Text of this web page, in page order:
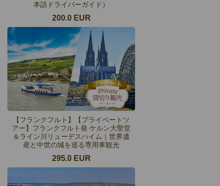
本語ドライバーガイド）
200.0 EUR
【フランクフルト】【プライベートツ
アー】フランクフルト発 ケルン大聖堂
＆ライン川リューデスハイム｜世界遺
産と中世の城を巡る専用車観光
295.0 EUR